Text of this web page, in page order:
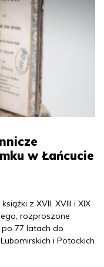
w Łańcucie
z XVII, XVIII i XIX
rozproszone
77 latach do
i Potockich